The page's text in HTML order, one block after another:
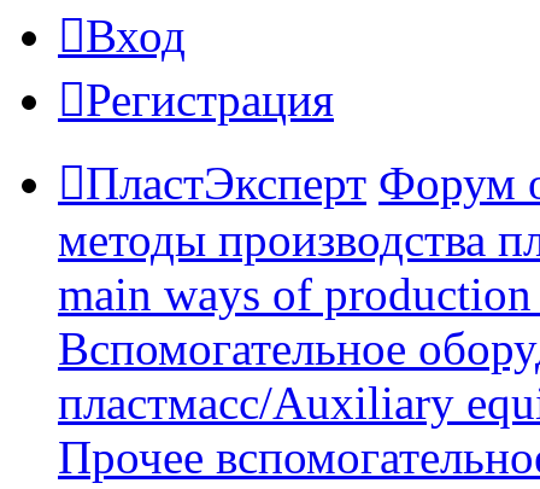
Вход
Регистрация
ПластЭксперт Форум
методы производства
main ways of
Вспомогательное
пластмасс/Auxiliary
Прочее